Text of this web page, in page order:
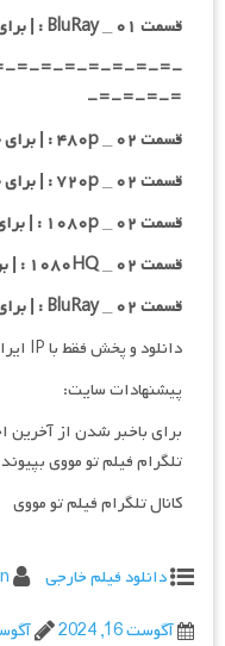
قسمت ۰۱ _ BluRay : | برای خرید و دانلود کلیک کنید |
=-=-=-=-=-=-=-
=-=-=-=-
قسمت ۰۲ _ ۴۸۰p : | برای خرید و دانلود کلیک کنید |
قسمت ۰۲ _ ۷۲۰p : | برای خرید و دانلود کلیک کنید |
قسمت ۰۲ _ ۱۰۸۰p : | برای خرید و دانلود کلیک کنید |
قسمت ۰۲ _ ۱۰۸۰HQ : | برای خرید و دانلود کلیک کنید |
قسمت ۰۲ _ BluRay : | برای خرید و دانلود کلیک کنید |
دانلود و پخش فقط با IP ایران امکان پذیر هست
پیشنهادات سایت:
برای باخبر شدن از آخرین
تلگرام فیلم تو مووی
کانال تلگرام فیلم تو مووی
دانلود فیلم خارجی
آگوست 16, 2024
آگوست